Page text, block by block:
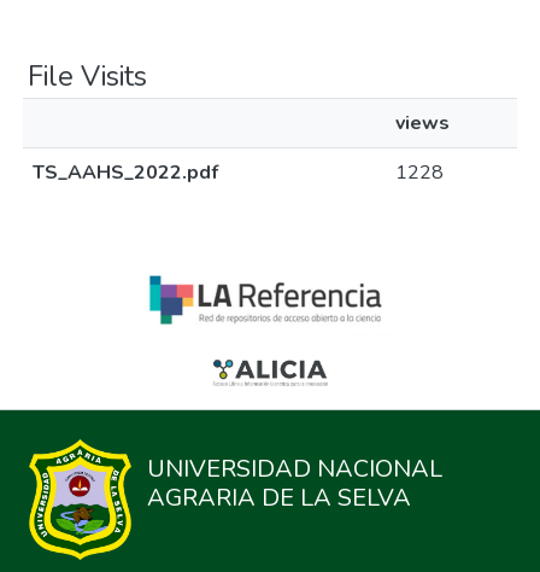
File Visits
views
TS_AAHS_2022.pdf
1228
UNIVERSIDAD NACIONAL
AGRARIA DE LA SELVA